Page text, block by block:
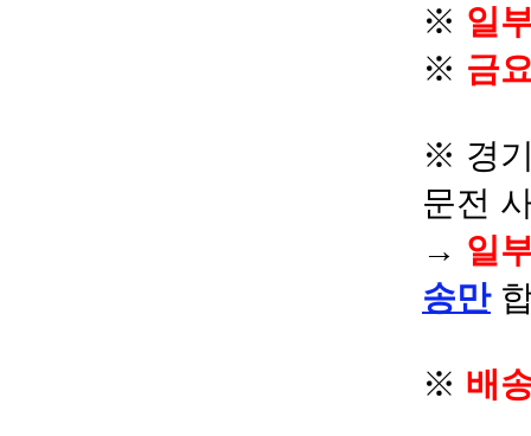
※ 일
※ 금
※ 경
문전
→ 일
송만
※ 배